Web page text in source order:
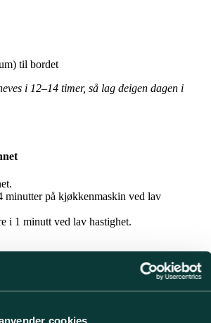
cookies
til bordet
i 12–14 timer, så lag deigen dagen i
minutter på kjøkkenmaskin ved lav
i 1 minutt ved lav hastighet.
høy hastighet (ca. 5–10 minutter).
en glutentest. Kan du med våte fingre